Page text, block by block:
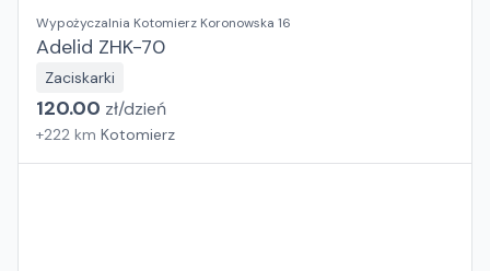
Wypożyczalnia Kotomierz Koronowska 16
Adelid ZHK-70
Zaciskarki
120.00 zł/dzień
+222 km Kotomierz